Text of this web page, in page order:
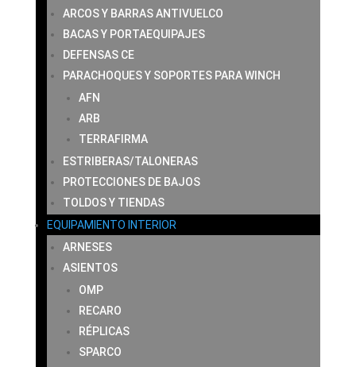
ARCOS Y BARRAS ANTIVUELCO
BACAS Y PORTAEQUIPAJES
DEFENSAS CE
PARACHOQUES Y SOPORTES PARA WINCH
AFN
ARB
TERRAFIRMA
ESTRIBERAS/TALONERAS
PROTECCIONES DE BAJOS
TOLDOS Y TIENDAS
EQUIPAMIENTO INTERIOR
ARNESES
ASIENTOS
OMP
RECARO
RÉPLICAS
SPARCO